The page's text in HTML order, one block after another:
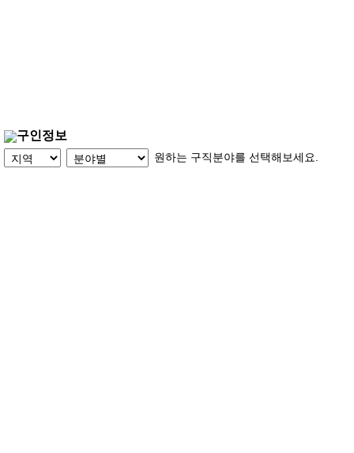
구인정보
원하는 구직분야를 선택해보세요.